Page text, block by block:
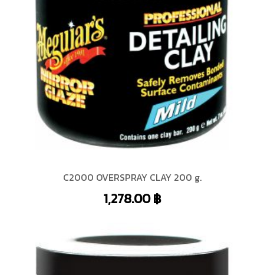
C2000 OVERSPRAY CLAY 200 g.
1,278.00฿